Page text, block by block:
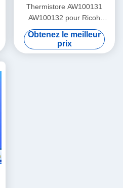
Thermistore AW100131
AW100132 pour Ricoh
MP2075 7500 8000 6001
7001 8001 7502 Pièces
détachées
Obtenez le meilleur
prix